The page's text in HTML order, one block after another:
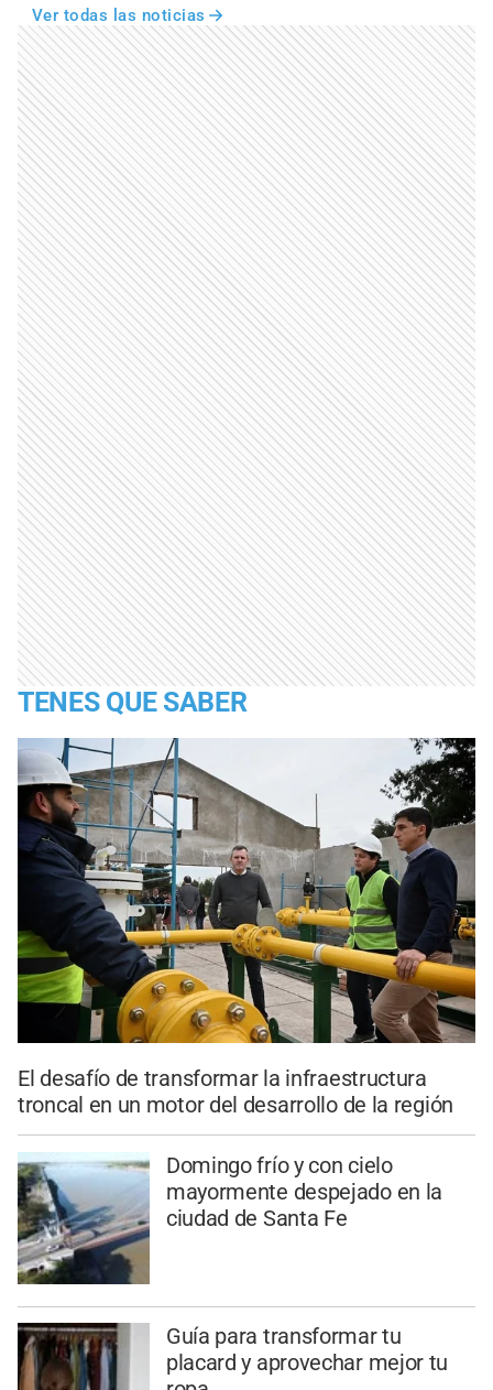
Ver todas las noticias
TENES QUE SABER
El desafío de transformar la infraestructura
troncal en un motor del desarrollo de la región
Domingo frío y con cielo
mayormente despejado en la
ciudad de Santa Fe
Guía para transformar tu
placard y aprovechar mejor tu